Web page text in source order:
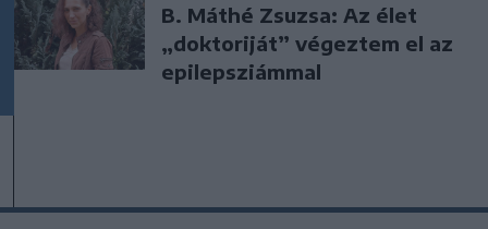
B. Máthé Zsuzsa: Az élet
„doktoriját” végeztem el az
epilepsziámmal